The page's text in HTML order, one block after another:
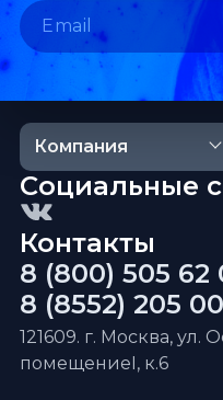
Компания
Контакты
8 (800) 505 62
8 (8552) 205
121609. г. Москва, ул.
помещениеI, к.6
Социальные